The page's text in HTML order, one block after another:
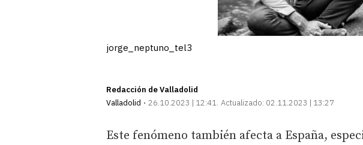
jorge_neptuno_tel3
Redacción de Valladolid
Valladolid
26.10.2023 | 12:41 Actualizado: 02.11.2023 | 13:27
Este fenómeno también afecta a España,